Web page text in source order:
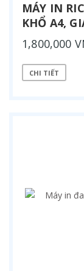
MÁY IN
KHỔ A4,
1,800,000
CHI TIẾT